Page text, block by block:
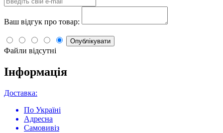
Ваш відгук про товар:
Опублікувати
Файли відсутні
Інформація
Доставка:
По Україні
Адресна
Самовивіз